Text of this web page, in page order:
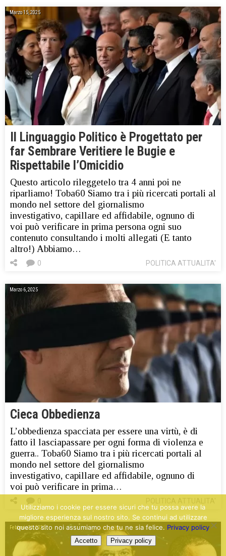
Marzo 15, 2025
Il Linguaggio Politico è Progettato per
far Sembrare Veritiere le Bugie e
Rispettabile l’Omicidio
Questo articolo rileggetelo tra 4 anni poi ne
riparliamo! Toba60 Siamo tra i più ricercati portali al
mondo nel settore del giornalismo
investigativo, capillare ed affidabile, ognuno di
voi può verificare in prima persona ogni suo
contenuto consultando i molti allegati (E tanto
altro!) Abbiamo…
POLITICA ATTUALITA'
0
Marzo 6, 2025
Cieca Obbedienza
L’obbedienza spacciata per essere una virtù, è di
fatto il lasciapassare per ogni forma di violenza e
guerra.. Toba60 Siamo tra i più ricercati portali al
mondo nel settore del giornalismo
investigativo, capillare ed affidabile, ognuno di
voi può verificare in prima…
Febbraio 21, 2025
Utilizziamo i cookie per essere sicuri che tu possa avere la
migliore esperienza sul nostro sito. Se continui ad utilizzare
questo sito noi assumiamo che tu ne sia felice. Privacy policy
Accetto Privacy policy